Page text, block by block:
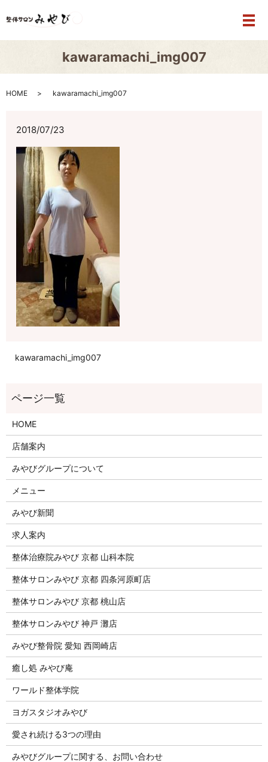
メ
kawaramachi_img007
HOME kawaramachi_img007
2018/07/23
kawaramachi_img007
HOME
店舗案内
みやびグループについて
メニュー
みやび新聞
求人案内
整体治療院みやび 京都 山科本院
整体サロンみやび 京都 四条河原町店
整体サロンみやび 京都 桃山店
整体サロンみやび 神戸 灘店
みやび整骨院 愛知 西岡崎店
癒し処 みやび庵
ワールド整体学院
ヨガスタジオみやび
愛され続ける3つの理由
みやびグループに関する、お問い合わせ